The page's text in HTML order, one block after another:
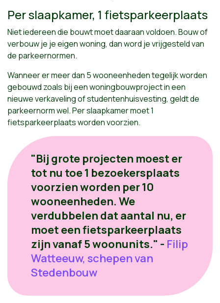
Per slaapkamer, 1 fietsparkeerplaats
Niet iedereen die bouwt moet daaraan voldoen. Bouw of
verbouw je je eigen woning, dan word je vrijgesteld van
de parkeernormen.
Wanneer er meer dan 5 wooneenheden tegelijk worden
gebouwd zoals bij een woningbouwproject in een
nieuwe verkaveling of studentenhuisvesting, geldt de
parkeernorm wel. Per slaapkamer moet 1
fietsparkeerplaats worden voorzien.
"Bij grote projecten moest er
tot nu toe 1 bezoekersplaats
voorzien worden per 10
wooneenheden. We
verdubbelen dat aantal nu, er
moet een fietsparkeerplaats
zijn vanaf 5 woonunits." - Filip
Watteeuw, schepen van
Stedenbouw